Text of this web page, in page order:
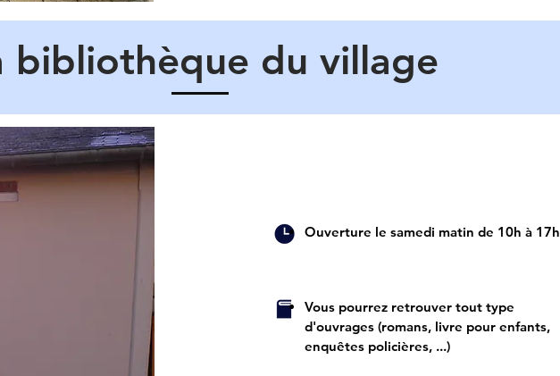
bibliothèque du village
Ouverture le samedi matin de 10h à 17h
Vous pourrez retrouver tout type
d'ouvrages (romans, livre pour enfants,
enquêtes policières, ...)